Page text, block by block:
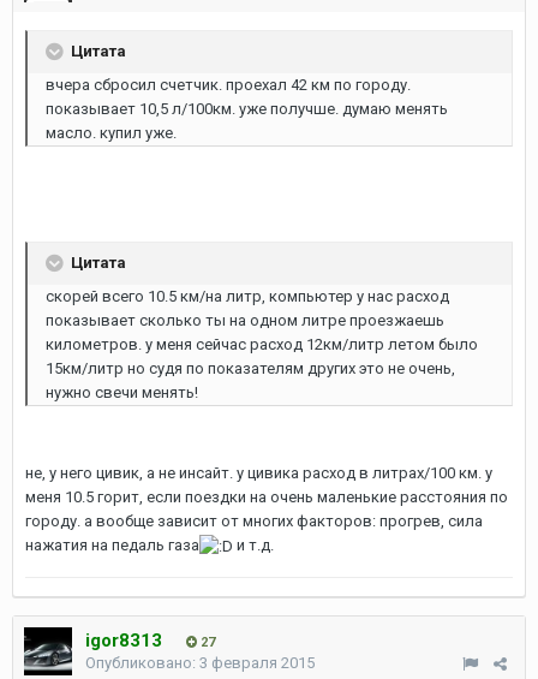
Цитата
вчера сбросил счетчик. проехал 42 км по городу.
показывает 10,5 л/100км. уже получше. думаю менять
масло. купил уже.
Цитата
скорей всего 10.5 км/на литр, компьютер у нас расход
показывает сколько ты на одном литре проезжаешь
километров. у меня сейчас расход 12км/литр летом было
15км/литр но судя по показателям других это не очень,
нужно свечи менять!
не, у него цивик, а не инсайт. у цивика расход в литрах/100 км. у
меня 10.5 горит, если поездки на очень маленькие расстояния по
городу. а вообще зависит от многих факторов: прогрев, сила
нажатия на педаль газа
и т.д.
igor8313 27
Опубликовано: 3 февраля 2015